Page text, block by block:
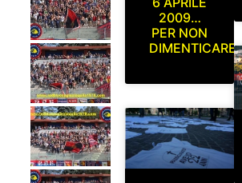
2009…
PER NON
DIMENTICARE